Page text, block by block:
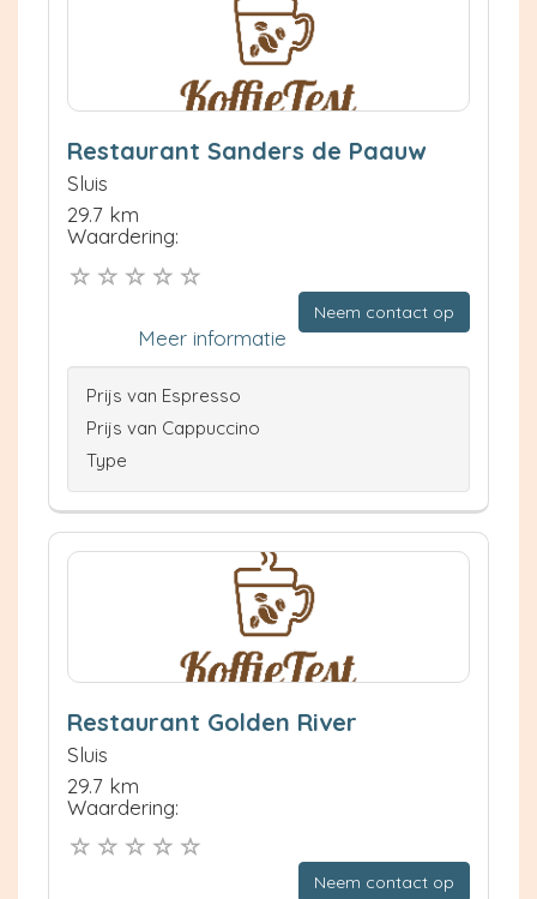
Restaurant Sanders de Paauw
Sluis
29.7 km
Waardering:
Neem contact op
Meer informatie
Prijs van Espresso
Prijs van Cappuccino
Type
Restaurant Golden River
Sluis
29.7 km
Waardering:
Neem contact op